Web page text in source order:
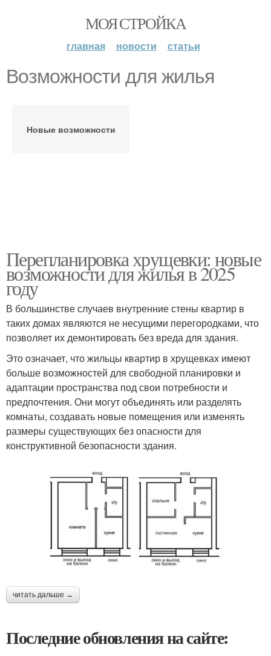
МОЯ СТРОЙКА
главная новости статьи
Возможности для жилья
Новые возможности
Перепланировка хрущевки: новые
возможности для жилья в 2025
году
В большинстве случаев внутренние стены квартир в
таких домах являются не несущими перегородками, что
позволяет их демонтировать без вреда для здания.
Это означает, что жильцы квартир в хрущевках имеют
больше возможностей для свободной планировки и
адаптации пространства под свои потребности и
предпочтения. Они могут объединять или разделять
комнаты, создавать новые помещения или изменять
размеры существующих без опасности для
конструктивной безопасности здания.
читать дальше →
Последние обновления на сайте: